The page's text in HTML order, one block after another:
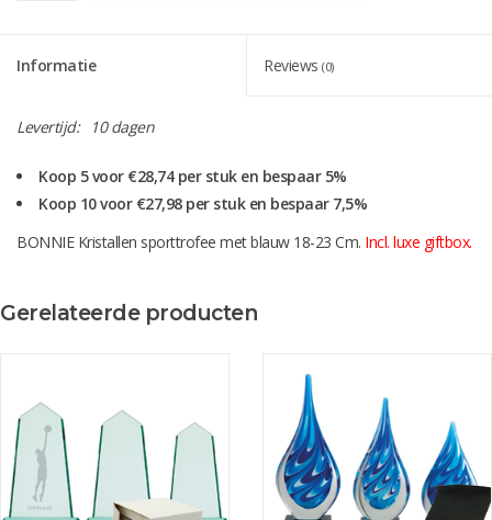
Informatie Reviews (0)
Levertijd: 10 dagen
Koop 5 voor €28,74 per stuk en bespaar 5%
Koop 10 voor €27,98 per stuk en bespaar 7,5%
BONNIE Kristallen sporttrofee met blauw 18-23 Cm. Incl. luxe giftbox.
Kristallen awards worden standaard met een graveerplaat en
Zandstralen van jouw eigen tekst en logo kan ook tegen een
meerprijs. Kies de optie zandstralen van tekst en logo. Laat optie
afbeelding leeg en kies bij graveerplaatje optie “nee”
Stuur na afronden van de bestelling het artwork naar
info@vanderstorm.nlovv van het ordernummer. De levertijd bij
Gerelateerde producten